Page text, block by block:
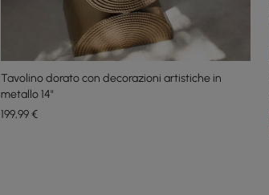
Tavolino dorato con decorazioni artistiche in
metallo 14"
199,99€